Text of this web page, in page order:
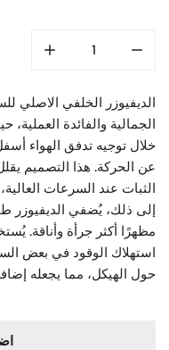
الديفيوزر الخلفي الاصلي
الجمالية والفائدة
خلال توجيه تدفق الهواء
عن الحركة. هذا التصميم
الثبات عند السرعات
إلى ذلك، يُضفي الديفيوزر
مظهرًا أكثر جرأة وأناقة.
استهلاك الوقود في بعض
حول الهيكل، مما يجعله